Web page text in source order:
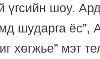
үгсийн шоу.
шударга ёс”,
хөгжье” мэт